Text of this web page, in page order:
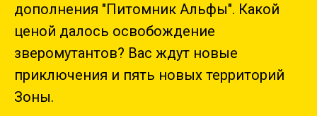
дополнения "Питомник Альфы". Какой
ценой далось освобождение
зверомутантов? Вас ждут новые
приключения и пять новых территорий
Зоны.